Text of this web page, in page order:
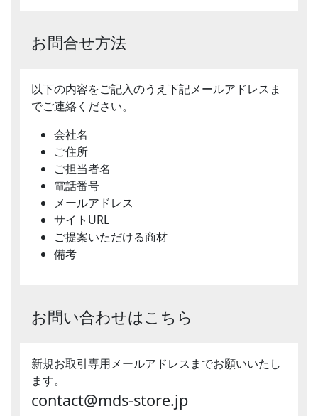
お問合せ方法
以下の内容をご記入のうえ下記メールアドレスま
でご連絡ください。
会社名
ご住所
ご担当者名
電話番号
メールアドレス
サイトURL
ご提案いただける商材
備考
お問い合わせはこちら
新規お取引専用メールアドレスまでお願いいたし
ます。
contact@mds-store.jp